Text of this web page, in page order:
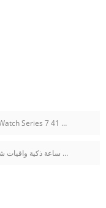
LITO S + Rock Watch Case For Apple Watch Series 7 41 مللي متر 45 مللي متر
مكافحة بصمات الأصابع 3D PMMA ساعة ذكية واقيات شاشات Huawei جي تي 2E رياضة